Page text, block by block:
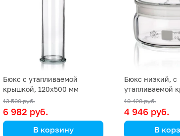
Бюкс с утапливаемой
крышкой, 120х500 мм
13 500 руб.
6 982 руб.
В корзину
Бюкс низкий, с
утапливаемой
шлифом, 72 мл,
10 428 руб.
4 946 руб.
В